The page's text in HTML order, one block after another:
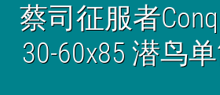
蔡司征服者
30-60x85 潜鸟